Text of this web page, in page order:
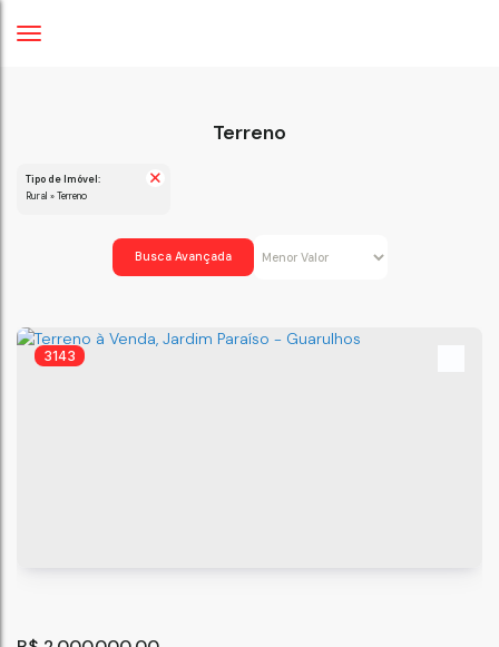
Terreno
Tipo de Imóvel:
Rural » Terreno
Busca Avançada
3143